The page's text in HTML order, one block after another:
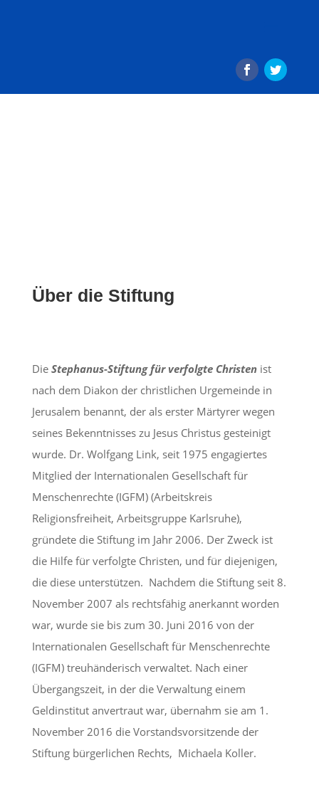
Über die Stiftung
Die Stephanus-Stiftung für verfolgte Christen ist
nach dem Diakon der christlichen Urgemeinde in
Jerusalem benannt, der als erster Märtyrer wegen
seines Bekenntnisses zu Jesus Christus gesteinigt
wurde. Dr. Wolfgang Link, seit 1975 engagiertes
Mitglied der Internationalen Gesellschaft für
Menschenrechte (IGFM) (Arbeitskreis
Religionsfreiheit, Arbeitsgruppe Karlsruhe),
gründete die Stiftung im Jahr 2006. Der Zweck ist
die Hilfe für verfolgte Christen, und für diejenigen,
die diese unterstützen. Nachdem die Stiftung seit 8.
November 2007 als rechtsfähig anerkannt worden
war, wurde sie bis zum 30. Juni 2016 von der
Internationalen Gesellschaft für Menschenrechte
(IGFM) treuhänderisch verwaltet. Nach einer
Übergangszeit, in der die Verwaltung einem
Geldinstitut anvertraut war, übernahm sie am 1.
November 2016 die Vorstandsvorsitzende der
Stiftung bürgerlichen Rechts, Michaela Koller.